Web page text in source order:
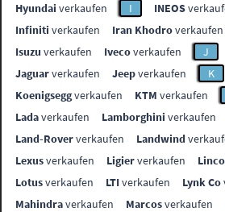
Hyundai verkaufen I INEOS
Infiniti verkaufen Iran Khodroverkaufen
Isuzu verkaufen Ivecoverkaufen J
Jaguarverkaufen Jeepverkaufen K
Koenigseggverkaufen KTM verkaufen
Ladaverkaufen Lamborghini verkaufen
Land-Roververkaufen Landwind
Lexusverkaufen Ligierverkaufen
Lotusverkaufen LTIverkaufen Lynk Co
Mahindraverkaufen Marcosverkaufen